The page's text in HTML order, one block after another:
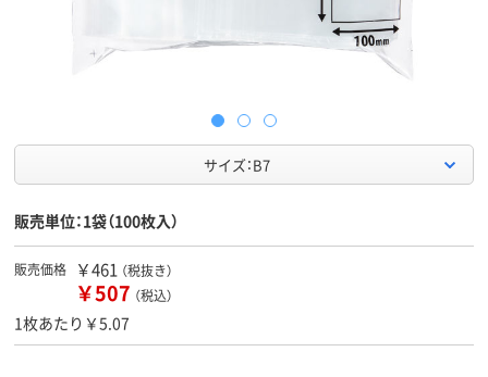
サイズ：B7
販売単位：1袋（100枚入）
販売価格 ￥461 （税抜き）
￥507 （税込）
1枚あたり￥5.07